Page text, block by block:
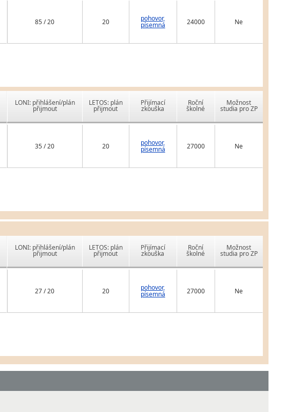
85 / 20 20 pohovor,
písemná 24000 Ne
LONI: přihlášení/plán
přijmout
LETOS: plán
přijmout
Přijímací
zkouška
Roční
školné
Možnost
studia pro ZP
35 / 20 20 pohovor,
písemná 27000 Ne
LONI: přihlášení/plán
přijmout
LETOS: plán
přijmout
Přijímací
zkouška
Roční
školné
Možnost
studia pro ZP
27 / 20 20 pohovor,
písemná 27000 Ne